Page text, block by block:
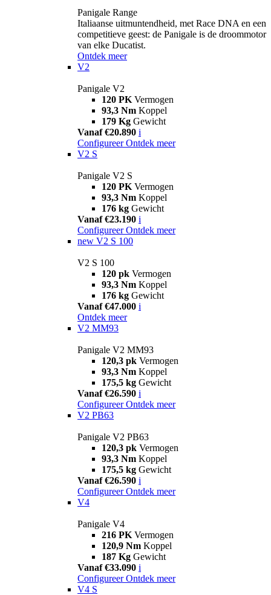
Panigale Range
Italiaanse uitmuntendheid, met Race DNA en een
competitieve geest: de Panigale is de droommotor
van elke Ducatist.
Ontdek meer
V2
Panigale V2
120 PK Vermogen
93,3 Nm Koppel
179 Kg Gewicht
Vanaf €20.890 i
Configureer Ontdek meer
V2 S
Panigale V2 S
120 PK Vermogen
93,3 Nm Koppel
176 kg Gewicht
Vanaf €23.190 i
Configureer Ontdek meer
new V2 S 100
V2 S 100
120 pk Vermogen
93,3 Nm Koppel
176 kg Gewicht
Vanaf €47.000 i
Ontdek meer
V2 MM93
Panigale V2 MM93
120,3 pk Vermogen
93,3 Nm Koppel
175,5 kg Gewicht
Vanaf €26.590 i
Configureer Ontdek meer
V2 PB63
Panigale V2 PB63
120,3 pk Vermogen
93,3 Nm Koppel
175,5 kg Gewicht
Vanaf €26.590 i
Configureer Ontdek meer
V4
Panigale V4
216 PK Vermogen
120,9 Nm Koppel
187 Kg Gewicht
Vanaf €33.090 i
Configureer Ontdek meer
V4 S